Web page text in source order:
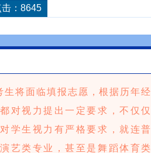
击：8645
生将面临填报志愿，根据历年经
对视力提出一定要求，不仅仅
学生视力有严格要求，就连普
艺类专业，甚至是舞蹈体育类